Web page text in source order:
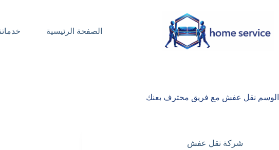
الصفحة الرئيسية
الوسم نقل عفش مع فريق محترف بعنك
شركة نقل عفش